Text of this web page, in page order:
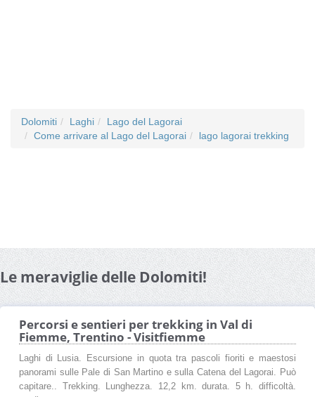
Dolomiti Laghi
Lago del Lagorai
Come arrivare al Lago del Lagorai
lago lagorai trekking
Le meraviglie delle Dolomiti!
Percorsi e sentieri per trekking in Val di
Fiemme, Trentino - Visitfiemme
Laghi di Lusia. Escursione in quota tra pascoli fioriti e maestosi
panorami sulle Pale di San Martino e sulla Catena del Lagorai. Può
capitare.. Trekking. Lunghezza. 12,2 km. durata. 5 h. difficoltà.